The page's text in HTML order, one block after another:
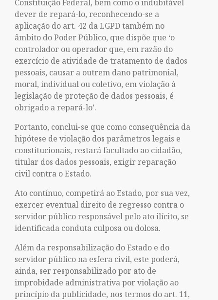
Constituição Federal, bem como o indubitável
dever de repará-lo, reconhecendo-se a
aplicação do art. 42 da LGPD também no
âmbito do Poder Público, que dispõe que ‘o
controlador ou operador que, em razão do
exercício de atividade de tratamento de dados
pessoais, causar a outrem dano patrimonial,
moral, individual ou coletivo, em violação à
legislação de proteção de dados pessoais, é
obrigado a repará-lo’.
Portanto, conclui-se que como consequência da
hipótese de violação dos parâmetros legais e
constitucionais, restará facultado ao cidadão,
titular dos dados pessoais, exigir reparação
civil contra o Estado.
Ato contínuo, competirá ao Estado, por sua vez,
exercer eventual direito de regresso contra o
servidor público responsável pelo ato ilícito, se
identificada conduta culposa ou dolosa.
Além da responsabilização do Estado e do
servidor público na esfera civil, este poderá,
ainda, ser responsabilizado por ato de
improbidade administrativa por violação ao
princípio da publicidade, nos termos do art. 11,